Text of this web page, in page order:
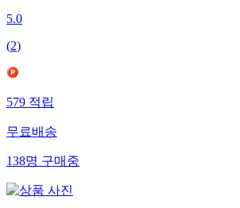
5.0
(2)
579적립
무료배송
138명구매중